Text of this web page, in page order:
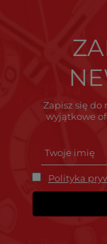
Zapisz się do
wyjątkowe
Polityka